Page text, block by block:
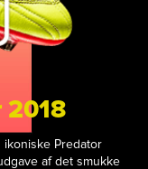
2018
ikoniske Predator
af det smukke